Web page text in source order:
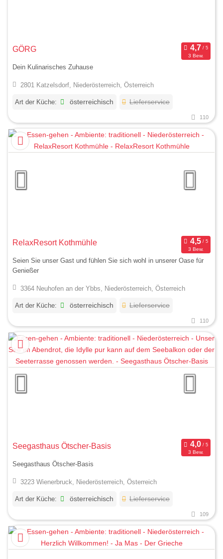
GÖRG
3 Bew.
Dein Kulinarisches Zuhause
2801 Katzelsdorf, Niederösterreich, Österreich
Art der Küche: österreichisch Lieferservice
110
RelaxResort Kothmühle
3 Bew.
Seien Sie unser Gast und fühlen Sie sich wohl in unserer Oase für
Genießer
3364 Neuhofen an der Ybbs, Niederösterreich, Österreich
Art der Küche: österreichisch Lieferservice
110
Seegasthaus Ötscher-Basis
3 Bew.
Seegasthaus Ötscher-Basis
3223 Wienerbruck, Niederösterreich, Österreich
Art der Küche: österreichisch Lieferservice
109